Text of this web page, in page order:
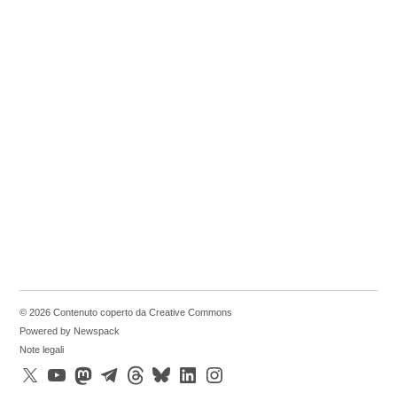
© 2026 Contenuto coperto da Creative Commons
Powered by Newspack
Note legali
X
YouTubeMastodonTelegramThreadsBlueskyLinkedInInstagram